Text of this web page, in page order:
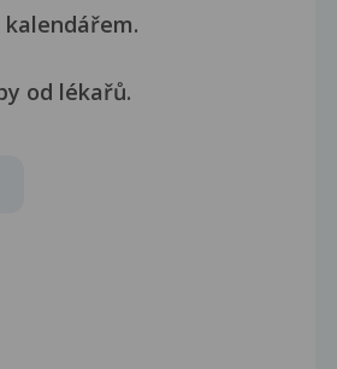
od lékařů.